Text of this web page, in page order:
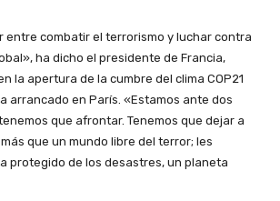
entre combatir el terrorismo y luchar contra
ha dicho el presidente de Francia,
la apertura de la cumbre del clima COP21
arrancado en París. «Estamos ante dos
que afrontar. Tenemos que dejar a
que un mundo libre del terror; les
protegido de los desastres, un planeta